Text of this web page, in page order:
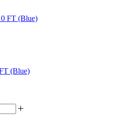
(Blue)